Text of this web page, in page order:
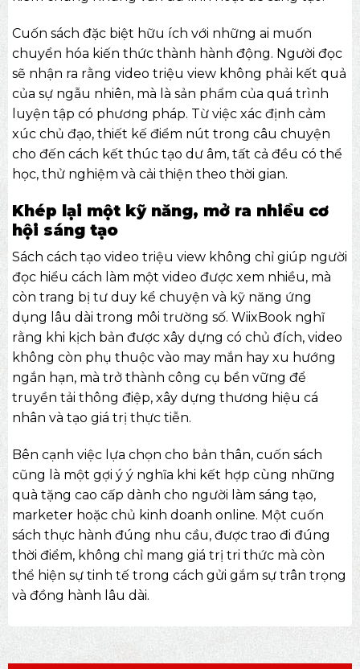
Cuốn sách đặc biệt hữu ích với những ai muốn
chuyển hóa kiến thức thành hành động. Người đọc
sẽ nhận ra rằng video triệu view không phải kết quả
của sự ngẫu nhiên, mà là sản phẩm của quá trình
luyện tập có phương pháp. Từ việc xác định cảm
xúc chủ đạo, thiết kế điểm nút trong câu chuyện
cho đến cách kết thúc tạo dư âm, tất cả đều có thể
học, thử nghiệm và cải thiện theo thời gian.
Khép lại một kỹ năng, mở ra nhiều cơ
hội sáng tạo
Sách cách tạo video triệu view không chỉ giúp người
đọc hiểu cách làm một video được xem nhiều, mà
còn trang bị tư duy kể chuyện và kỹ năng ứng
dụng lâu dài trong môi trường số. WiixBooknghĩ
rằng khi kịch bản được xây dựng có chủ đích, video
không còn phụ thuộc vào may mắn hay xu hướng
ngắn hạn, mà trở thành công cụ bền vững để
truyền tải thông điệp, xây dựng thương hiệu cá
nhân và tạo giá trị thực tiễn.
Bên cạnh việc lựa chọn cho bản thân, cuốn sách
cũng là một gợi ý ý nghĩa khi kết hợp cùng những
quà tặng cao cấp dành cho người làm sáng tạo,
marketer hoặc chủ kinh doanh online. Một cuốn
sách thực hành đúng nhu cầu, được trao đi đúng
thời điểm, không chỉ mang giá trị tri thức mà còn
thể hiện sự tinh tế trong cách gửi gắm sự trân trọng
và đồng hành lâu dài.